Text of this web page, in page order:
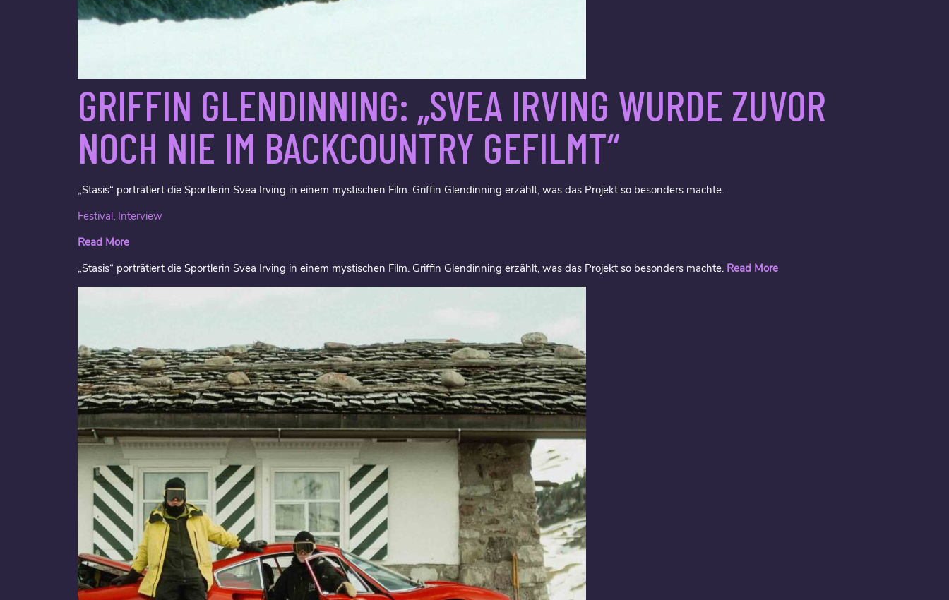
GRIFFIN GLENDINNING: „SVEA IRVING WURDE ZUVOR
NOCH NIE IM BACKCOUNTRY GEFILMT“
„Stasis“ porträtiert die Sportlerin Svea Irving in einem mystischen Film. Griffin Glendinning erzählt, was das Projekt so besonders machte.
Festival, Interview
Read More
„Stasis“ porträtiert die Sportlerin Svea Irving in einem mystischen Film. Griffin Glendinning erzählt, was das Projekt so besonders machte. Read More